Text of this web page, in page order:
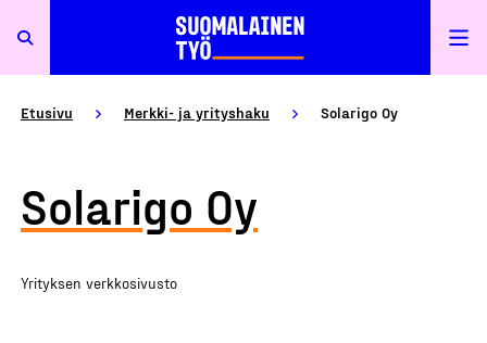
Etusivu Merkki- ja yrityshaku Solarigo Oy
Solarigo Oy
Yrityksen verkkosivusto